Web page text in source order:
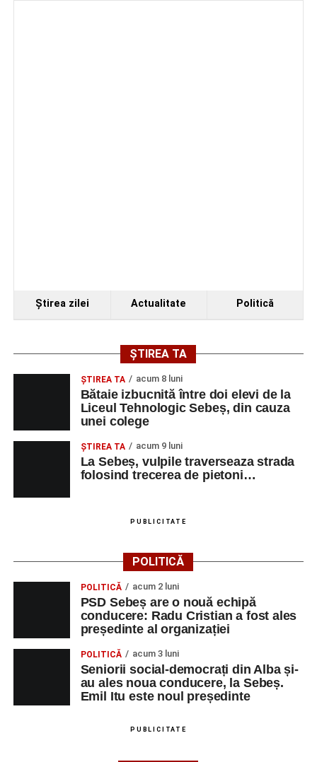
Ştirea zilei Actualitate Politică
ȘTIREA TA
ŞTIREA TA acum 8 luni
Bătaie izbucnită între doi elevi de la
Liceul Tehnologic Sebeș, din cauza
unei colege
ŞTIREA TA acum 9 luni
La Sebeș, vulpile traverseaza strada
folosind trecerea de pietoni…
PUBLICITATE
POLITICĂ
POLITICĂ acum 2 luni
PSD Sebeș are o nouă echipă
conducere: Radu Cristian a fost ales
președinte al organizației
POLITICĂ acum 3 luni
Seniorii social-democrați din Alba și-
au ales noua conducere, la Sebeș.
Emil Itu este noul președinte
PUBLICITATE